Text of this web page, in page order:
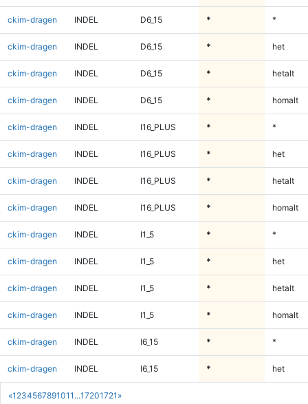
«1 234567891011 ...17201721 »
ckim-dragen INDEL D6_15 * *
ckim-dragen INDEL D6_15 * het
ckim-dragen INDEL D6_15 * hetalt
ckim-dragen INDEL D6_15 * homalt
ckim-dragen INDEL I16_PLUS * *
ckim-dragen INDEL I16_PLUS * het
ckim-dragen INDEL I16_PLUS * hetalt
ckim-dragen INDEL I16_PLUS * homalt
ckim-dragen INDEL I1_5 * *
ckim-dragen INDEL I1_5 * het
ckim-dragen INDEL I1_5 * hetalt
ckim-dragen INDEL I1_5 * homalt
ckim-dragen INDEL I6_15 * *
ckim-dragen INDEL I6_15 * het